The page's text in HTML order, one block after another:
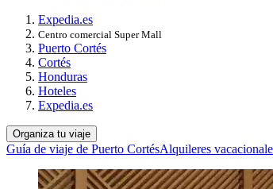
Expedia.es
Centro comercial Super Mall
Puerto Cortés
Cortés
Honduras
Hoteles
Expedia.es
Organiza tu viaje
Guía de viaje de Puerto CortésAlquileres